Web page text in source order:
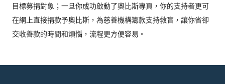
目標募捐對象；一旦你成功啟動了奧比斯專頁，你的支持者更可
在網上直接捐款予奧比斯，為慈善機構籌款支持救盲，讓你省卻
交收善款的時間和煩惱，流程更方便容易。